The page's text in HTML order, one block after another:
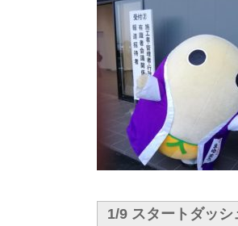
1/9 スタートダッシ